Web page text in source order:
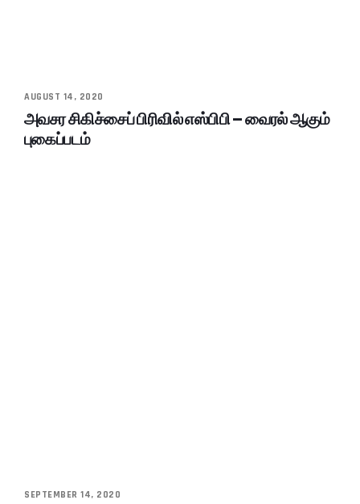
AUGUST 14, 2020
அவசர சிகிச்சைப் பிரிவில் எஸ்பிபி – வைரல் ஆகும்
புகைப்படம்
SEPTEMBER 14, 2020